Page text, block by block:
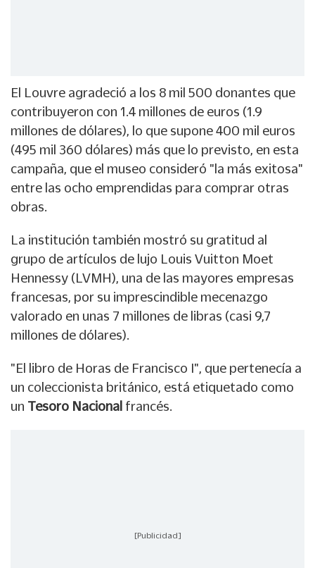
El Louvre agradeció a los 8 mil 500 donantes que
contribuyeron con 1.4 millones de euros (1.9
millones de dólares), lo que supone 400 mil euros
(495 mil 360 dólares) más que lo previsto, en esta
campaña, que el museo consideró "la más exitosa"
entre las ocho emprendidas para comprar otras
obras.
La institución también mostró su gratitud al
grupo de artículos de lujo Louis Vuitton Moet
Hennessy (LVMH), una de las mayores empresas
francesas, por su imprescindible mecenazgo
valorado en unas 7 millones de libras (casi 9,7
millones de dólares).
"El libro de Horas de Francisco I", que pertenecía a
un coleccionista británico, está etiquetado como
un Tesoro Nacional francés.
[Publicidad]